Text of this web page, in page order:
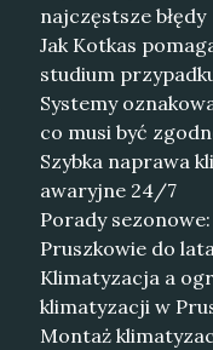
najczęstsze błędy
Jak Kotkas
studium
Systemy
co musi być
Szybka naprawa
awaryjne 24/7
Porady
Pruszkowie do
Klimatyzacja a
klimatyzacji w
Montaż